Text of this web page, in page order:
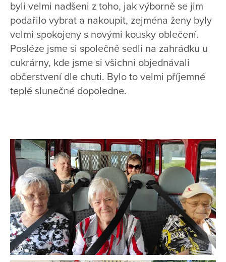
byli velmi nadšeni z toho, jak výborně se jim
podařilo vybrat a nakoupit, zejména ženy byly
velmi spokojeny s novými kousky oblečení.
Posléze jsme si společně sedli na zahrádku u
cukrárny, kde jsme si všichni objednávali
občerstvení dle chuti. Bylo to velmi příjemné
teplé slunečné dopoledne.